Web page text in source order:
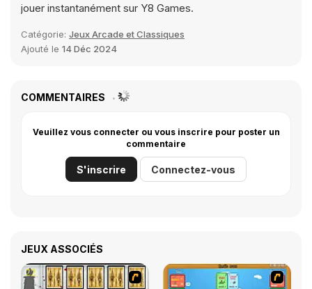
jouer instantanément sur Y8 Games.
Catégorie: Jeux Arcade et Classiques
Ajouté le 14 Déc 2024
COMMENTAIRES
Veuillez vous connecter ou vous inscrire pour poster un
commentaire
S'inscrire Connectez-vous
JEUX ASSOCIÉS